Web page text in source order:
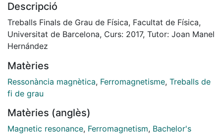
Physics Degree at U.B.
Descripció
Treballs Finals de Grau de Física, Facultat de Física,
Universitat de Barcelona, Curs: 2017, Tutor: Joan Manel
Hernández
Matèries
Ressonància magnètica, Ferromagnetisme, Treballs de
fi de grau
Matèries (anglès)
Magnetic resonance, Ferromagnetism, Bachelor's